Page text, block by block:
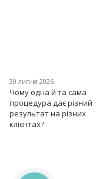
30 липня 2026
Чому одна й та сама
процедура дає різний
результат на різних
клієнтах?